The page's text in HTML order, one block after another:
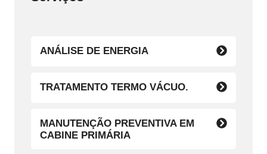
ANÁLISE DE ENERGIA
TRATAMENTO TERMO VÁCUO.
MANUTENÇÃO PREVENTIVA EM
CABINE PRIMÁRIA